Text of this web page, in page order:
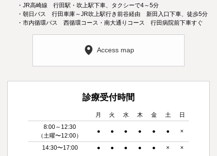
・JR高崎線 行田駅・吹上駅下車、タクシーで4～5分
・朝日バス 行田車庫～JR吹上駅行き前谷経由 新田入口下車、徒歩5分
・市内循環バス 西循環コース・南大通りコース 行田病院前下車すぐ
Access map
診療受付時間
月 火 水 木 金 土
日
8:00～12:30
（土曜〜12:00）
● ● ● ● ● ● ×
14:30〜17:00 ● ● ● ● ● × ×